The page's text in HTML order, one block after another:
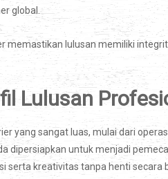
global.
memastikan lulusan memiliki
Lulusan
yang sangat luas, mulai dari
dipersiapkan untuk menjadi
serta kreativitas tanpa henti secara